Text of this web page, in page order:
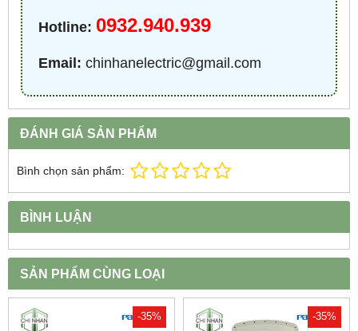
Hotline: 0932.940.939
Email: chinhanelectric@gmail.com
ĐÁNH GIÁ SẢN PHẨM
Bình chọn sản phẩm:
BÌNH LUẬN
SẢN PHẨM CÙNG LOẠI
-35% -35%